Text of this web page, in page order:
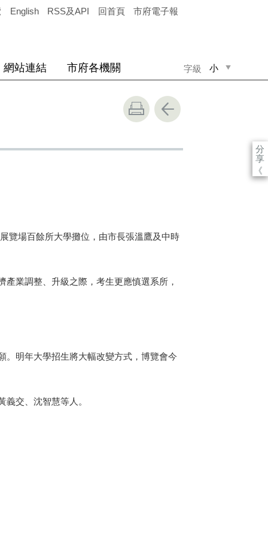
English RSS及API 回首頁 市府電子報
字級 小
網站連結 市府各機關
分
享
《
場百餘所大學攤位，由市長張溫鷹及中時
業調整、升級之際，考生更應慎選系所，
。明年大學招生將大幅改變方式，博覽會今
交、沈智慧等人。